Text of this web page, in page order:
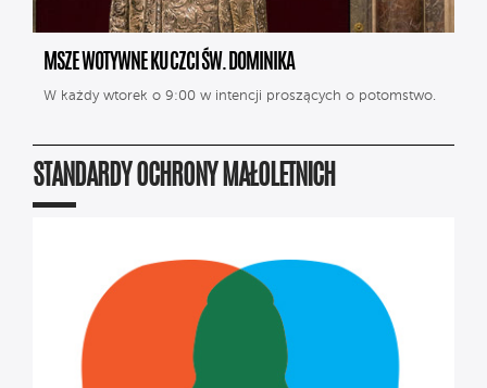
MSZE WOTYWNE KU CZCI ŚW. DOMINIKA
W każdy wtorek o 9:00 w intencji proszących o potomstwo.
STANDARDY OCHRONY MAŁOLETNICH